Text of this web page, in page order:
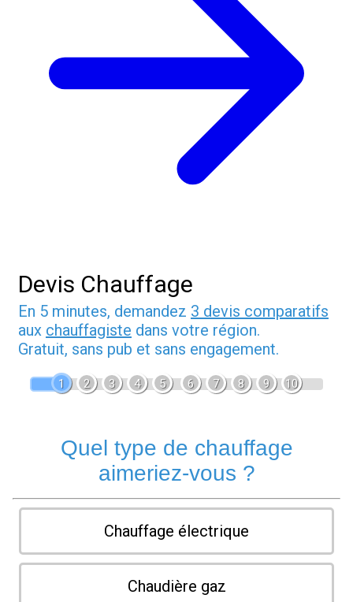
Devis Chauffage
En 5 minutes, demandez 3 devis comparatifs
aux chauffagiste dans votre région.
Gratuit, sans pub et sans engagement.
1 2 3 4 5 6 7 8 9 10
Quel type de chauffage
aimeriez-vous ?
Chauffage électrique
Chaudière gaz